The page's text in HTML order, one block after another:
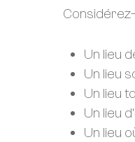
Un lieu
Un lieu
Un lieu
Un lieu
Un lieu